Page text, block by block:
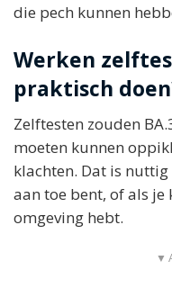
die pech kunnen
Werken
praktisch
Zelftesten zouden
moeten kunnen
klachten. Dat is
aan toe bent, of als je
omgeving hebt.
▼